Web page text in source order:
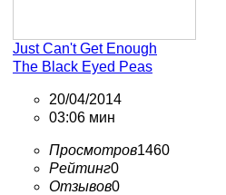
Just Can't Get Enough
The Black Eyed Peas
20/04/2014
03:06 мин
Просмотров1460
Рейтинг0
Отзывов0